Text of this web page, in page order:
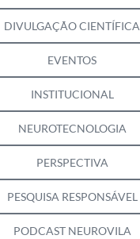
DIVULGAÇÃO CIENTÍFICA
EVENTOS
INSTITUCIONAL
NEUROTECNOLOGIA
PERSPECTIVA
PESQUISA RESPONSÁVEL
PODCAST NEUROVILA